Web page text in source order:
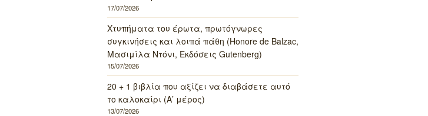
17/07/2026
Χτυπήματα του έρωτα, πρωτόγνωρες
συγκινήσεις και λοιπά πάθη (Honore de Balzac,
Μασιμίλα Ντόνι, Εκδόσεις Gutenberg)
15/07/2026
20 + 1 βιβλία που αξίζει να διαβάσετε αυτό
το καλοκαίρι (Α’ μέρος)
13/07/2026